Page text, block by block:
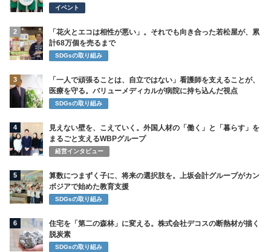
イベント
2
「花火とエコは相性が悪い」。それでも向き合った若松屋が、累
計68万個を売るまで
SDGsの取り組み
3
「一人で頑張ることは、自立ではない」看護師を支えることが、
医療を守る。バリューメディカルが病院に持ち込んだ視点
SDGsの取り組み
4
見えない壁を、こえていく。外国人材の「働く」と「暮らす」を
まるごと支えるWBPグループ
経営インタビュー
5
算数につまずく子に、将来の選択肢を。上坂会計グループがカン
ボジアで始めた教育支援
SDGsの取り組み
6
住宅を「第二の森林」に変える。株式会社デコスの断熱材が描く
脱炭素
SDGsの取り組み